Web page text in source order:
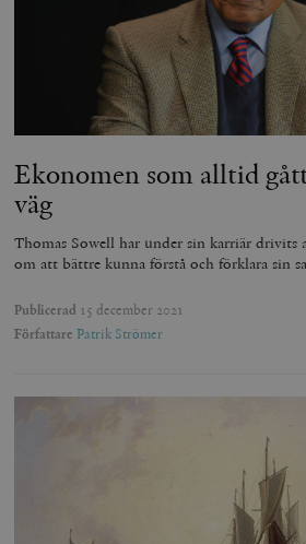
Ekonomen som alltid
väg
Thomas Sowell har under sin karriär drivits
om att bättre kunna förstå och förklara sin
Publicerad 15 december 2021
Författare Patrik Strömer